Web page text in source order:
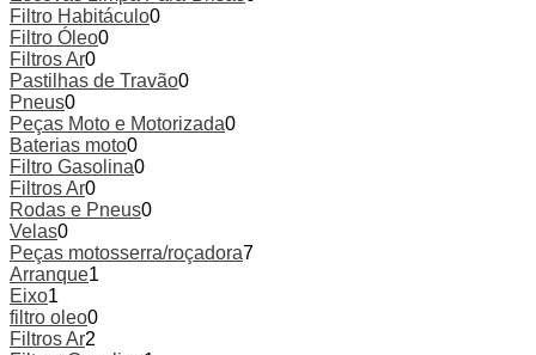
Filtro Habitáculo0
Filtro Óleo0
Filtros Ar0
Pastilhas de Travão0
Pneus0
Peças Moto e Motorizada0
Baterias moto0
Filtro Gasolina0
Filtros Ar0
Rodas e Pneus0
Velas0
Peças motosserra/roçadora7
Arranque1
Eixo1
filtro oleo0
Filtros Ar2